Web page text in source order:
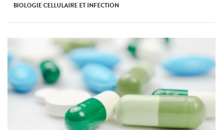
BIOLOGIE CELLULAIRE ET INFECTION